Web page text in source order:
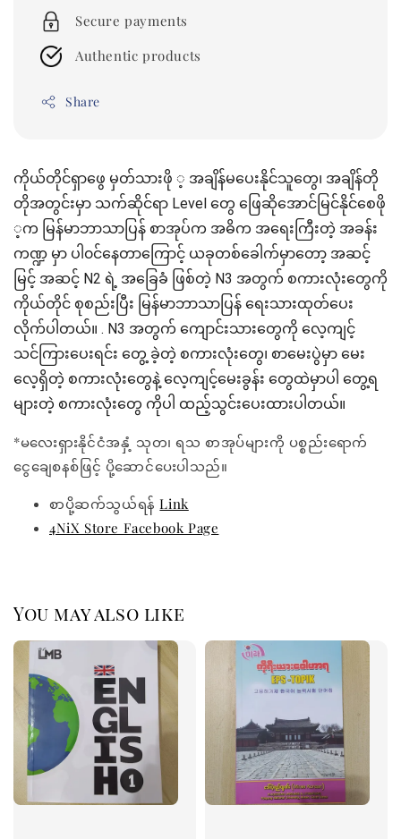
Secure payments
Authentic products
Share
ကိုယ်တိုင်ရှာဖွေ မှတ်သားဖို ့ အချိန်မပေးနိုင်သူတွေ၊ အချိန်တို
တိုအတွင်းမှာ သက်ဆိုင်ရာ Level တွေ ဖြေဆိုအောင်မြင်နိုင်စေဖို
့က မြန်မာဘာသာပြန် စာအုပ်က အဓိက အရေးကြီးတဲ့ အခန်း
ကဏ္ဍ မှာ ပါ၀င်နေတာကြောင့် ယခုတစ်ခေါက်မှာတော့ အဆင့်
မြင့် အဆင့် N2 ရဲ့ အခြေခံ ဖြစ်တဲ့ N3 အတွက် စကားလုံးတွေကို
ကိုယ်တိုင် စုစည်းပြီး မြန်မာဘာသာပြန် ရေးသားထုတ်ပေး
လိုက်ပါတယ်။ . N3 အတွက် ကျောင်းသားတွေကို လေ့ကျင့်
သင်ကြားပေးရင်း တွေ့ ခဲ့တဲ့ စကားလုံးတွေ၊ စာမေးပွဲမှာ မေး
လေ့ရှိတဲ့ စကားလုံးတွေနဲ့ လေ့ကျင့်မေးခွန်း တွေထဲမှာပါ တွေ့ရ
များတဲ့ စကားလုံးတွေ ကိုပါ ထည့်သွင်းပေးထားပါတယ်။
*မလေးရှားနိုင်ငံအနှံ့ သုတ၊ ရသ စာအုပ်များကို ပစ္စည်းရောက်
ငွေချေစနစ်ဖြင့် ပို့ဆောင်ပေးပါသည်။
စာပို့ဆက်သွယ်ရန်Link
4NiX Store Facebook Page
You may also like